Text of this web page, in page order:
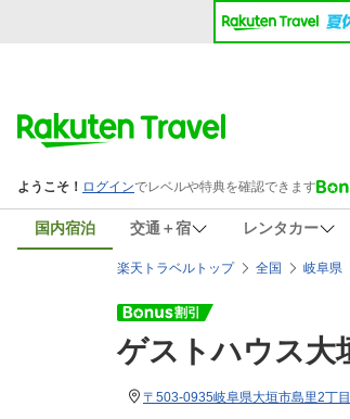
国内宿泊 交通＋宿 レンタカー
楽天トラベルトップ 全国 岐阜県
ゲストハウス大
〒503-0935岐阜県大垣市島里2丁